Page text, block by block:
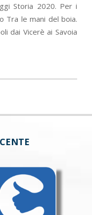
Storia 2020. Per i
Tra le mani del boia.
dai Vicerè ai Savoia